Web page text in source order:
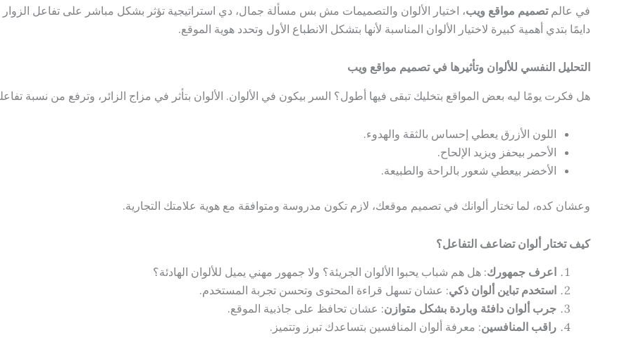
في عالمتصميم مواقع ويب، اختيار الألوان والتصميمات مش بس مسألة جمال، دي استراتيجية تؤثر بشكل مباشر على تفاعل الزوار
دايمًا بتدي أهمية كبيرة لاختيار الألوان المناسبة لأنها بتشكل الانطباع الأول وتحدد هوية الموقع.
التحليل النفسي للألوان وتأثيرها في تصميم مواقع ويب
هل فكرت يومًا ليه بعض المواقع بتخليك تبقى فيها أطول؟ السر بيكون في الألوان. الألوان بتأثر في مزاج الزائر، وترفع من نسبة
اللون الأزرق يعطي إحساس بالثقة والهدوء.
الأحمر بيحفز ويزيد الإلحاح.
الأخضر بيعطي شعور بالراحة والطبيعة.
وعشان كده، لما تختار ألوانك في تصميم موقعك، لازم تكون مدروسة ومتوافقة مع هوية علامتك التجارية.
كيف تختار ألوان تضاعف التفاعل؟
اعرف جمهورك: هل هم شباب يحبوا الألوان الجريئة؟ ولا جمهور مهني يميل للألوان الهادئة؟
استخدم تباين ألوان ذكي: عشان تسهل قراءة المحتوى وتحسن تجربة المستخدم.
جرب ألوان دافئة وباردة بشكل متوازن: عشان تحافظ على جاذبية الموقع.
راقب المنافسين: معرفة ألوان المنافسين بتساعدك تبرز وتتميز.